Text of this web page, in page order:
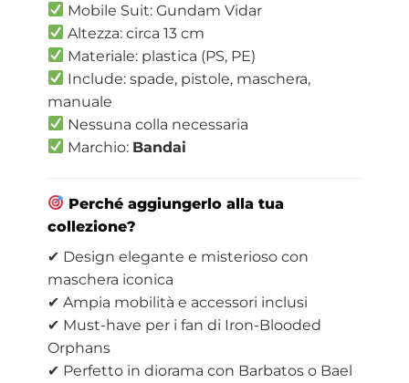
Mobile Suit: Gundam Vidar
Altezza: circa 13 cm
Materiale: plastica (PS, PE)
Include: spade, pistole, maschera,
manuale
Nessuna colla necessaria
Marchio: Bandai
Perché aggiungerlo alla tua
collezione?
✔ Design elegante e misterioso con
maschera iconica
✔ Ampia mobilità e accessori inclusi
✔ Must-have per i fan di Iron-Blooded
Orphans
✔ Perfetto in diorama con Barbatos o Bael